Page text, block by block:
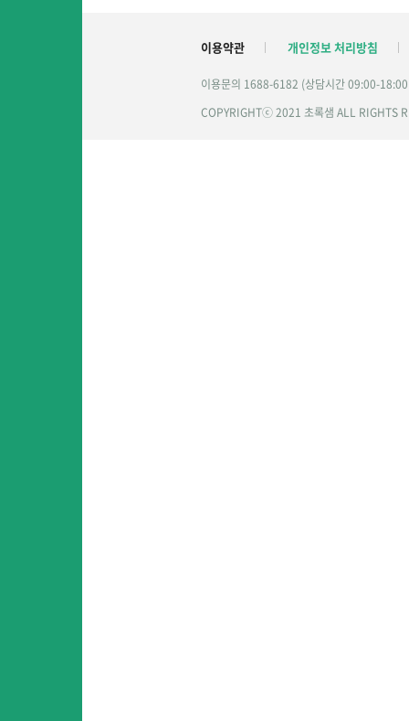
이용약관 개인정보 처리방침
이용문의 1688-6182 (상담시간 09:00-
COPYRIGHTⓒ 2021 초록샘 ALL RIGHTS